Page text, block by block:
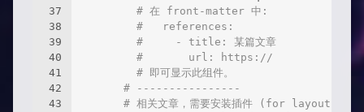
37
38
39
40
41
42
43
# 在 front-matter 中:
#   references:
#     - title: 某篇文章
#       url: https://
# 即可显示此组件。
# ----------------
# 相关文章，需要安装插件 (for layout: